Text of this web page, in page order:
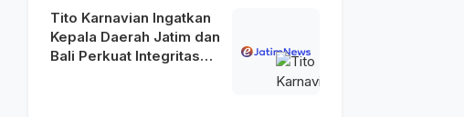
Tito Karnavian Ingatkan
Kepala Daerah Jatim dan
Bali Perkuat Integritas